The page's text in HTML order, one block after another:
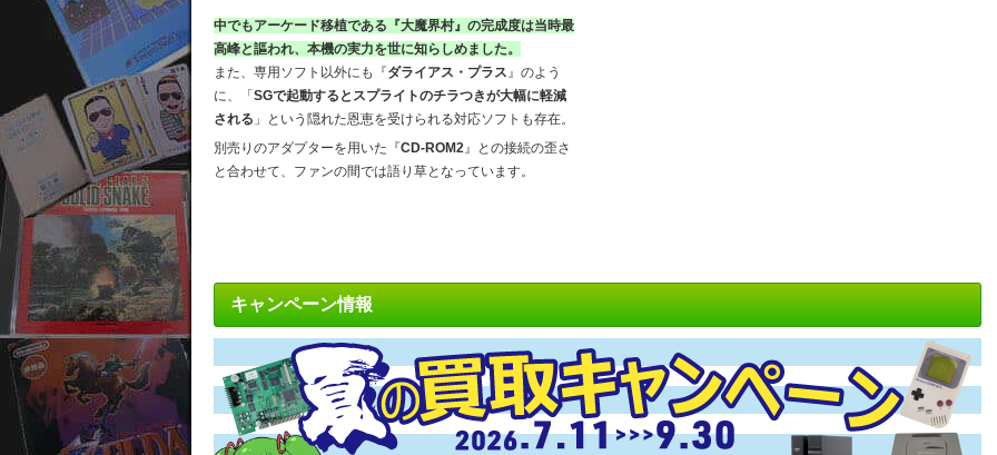
中でもアーケード移植である『大魔界村』の完成度は当時最
高峰と謳われ、本機の実力を世に知らしめました。
また、専用ソフト以外にも『ダライアス・プラス』のよう
に、「 SGで起動するとスプライトのチラつきが大幅に軽減
される 」という隠れた恩恵を受けられる対応ソフトも存在。
別売りのアダプターを用いた『CD-ROM2』との接続の歪さ
と合わせて、ファンの間では語り草となっています。
キャンペーン情報